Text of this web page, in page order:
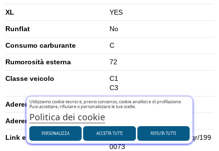
XL YES
Runflat No
Consumo carburante C
Rumorosità esterna 72
Classe veicolo
C1
C3
Aderenza su neve 1
Aderenza su ghiaccio
Link etichetta energetica UE
https://eprel.ec.europa.eu/qr/199
0073
Utilizziamo cookie tecnici e, previo consenso, cookie analitici e di profilazione.
Puoi accettare, rifiutare o personalizzare le tue scelte.
Politica dei cookie
PERSONALIZZA RIFIUTA TUTTI
ACCETTA TUTTI